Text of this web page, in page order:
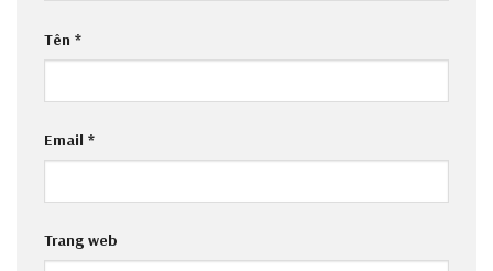
Tên *
Email *
Trang web